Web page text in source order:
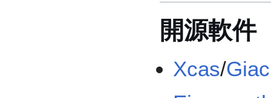
開源軟件
Xcas/Giac